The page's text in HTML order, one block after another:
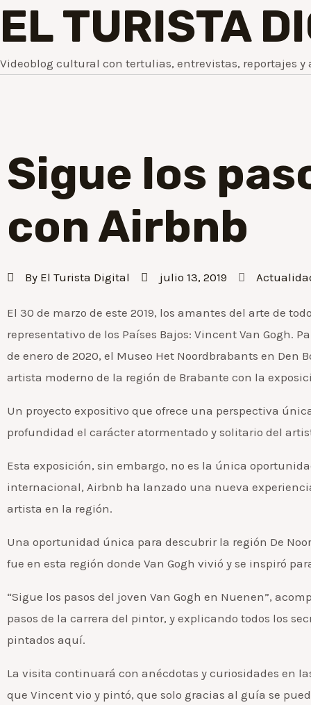
EL TURISTA
Videoblog cultural con tertulias, entrevistas, reportajes y
Sigue los
con Airbnb
By El Turista Digital julio 13, 2019
El 30 de marzo de este 2019, los amantes del arte de
representativo de los Países Bajos: Vincent Van Gogh.
de enero de 2020, el Museo Het Noordbrabants en
artista moderno de la región de Brabante con la
Un proyecto expositivo que ofrece una perspectiva
profundidad el carácter atormentado y solitario del
Esta exposición, sin embargo, no es la única
internacional, Airbnb ha lanzado una nueva
artista en la región.
Una oportunidad única para descubrir la región De
fue en esta región donde Van Gogh vivió y se inspiró
“Sigue los pasos del joven Van Gogh en Nuenen”,
pasos de la carrera del pintor, y explicando todos los
pintados aquí.
La visita continuará con anécdotas y curiosidades en
que Vincent vio y pintó, que solo gracias al guía se